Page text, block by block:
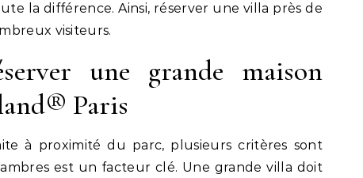
la différence. Ainsi, réserver une villa près de
visiteurs.
une grande maison
Paris
à proximité du parc, plusieurs critères sont
est un facteur clé. Une grande villa doit